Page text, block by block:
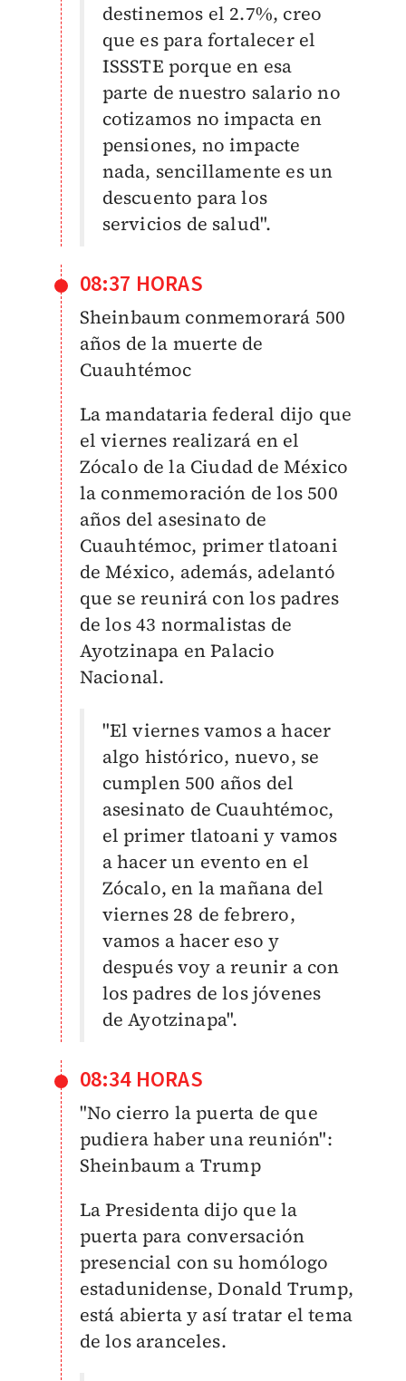
destinemos el 2.7%, creo
que es para fortalecer el
ISSSTE porque en esa
parte de nuestro salario no
cotizamos no impacta en
pensiones, no impacte
nada, sencillamente es un
descuento para los
servicios de salud".
08:37 HORAS
Sheinbaum conmemorará 500
años de la muerte de
Cuauhtémoc
La mandataria federal dijo que
el viernes realizará en el
Zócalo de la Ciudad de México
la conmemoración de los 500
años del asesinato de
Cuauhtémoc, primer tlatoani
de México, además, adelantó
que se reunirá con los padres
de los 43 normalistas de
Ayotzinapa en Palacio
Nacional.
"El viernes vamos a hacer
algo histórico, nuevo, se
cumplen 500 años del
asesinato de Cuauhtémoc,
el primer tlatoani y vamos
a hacer un evento en el
Zócalo, en la mañana del
viernes 28 de febrero,
vamos a hacer eso y
después voy a reunir a con
los padres de los jóvenes
de Ayotzinapa".
08:34 HORAS
"No cierro la puerta de que
pudiera haber una reunión":
Sheinbaum a Trump
La Presidenta dijo que la
puerta para conversación
presencial con su homólogo
estadunidense, Donald Trump,
está abierta y así tratar el tema
de los aranceles.